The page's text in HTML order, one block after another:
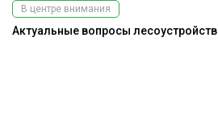
В центре внимания
Актуальные вопросы